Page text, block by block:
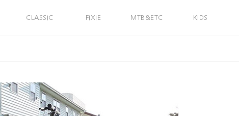
CLASSIC FIXIE MTB&ETC KIDS